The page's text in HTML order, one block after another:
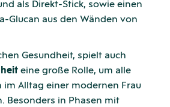
als Direkt-Stick, sowie einen
Glucan aus den Wänden von
Gesundheit, spielt auch
eine große Rolle, um alle
im Alltag einer modernen Frau
Besonders in Phasen mit